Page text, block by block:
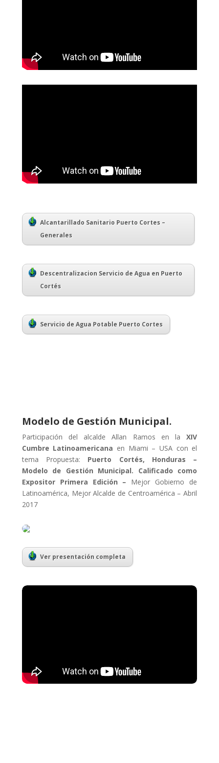
Alcantarillado Sanitario Puerto Cortes –
Generales
Descentralizacion Servicio de Agua en Puerto
Cortés
Servicio de Agua Potable Puerto Cortes
Modelo de Gestión Municipal.
Participación del alcalde Allan Ramos en laXIV
Cumbre Latinoamericana en Miami – USA con el
tema Propuesta: Puerto Cortés, Honduras –
Modelo de Gestión Municipal. Calificado como
Expositor Primera Edición – Mejor Gobierno de
Latinoamérica, Mejor Alcalde de Centroamérica – Abril
2017
Ver presentación completa